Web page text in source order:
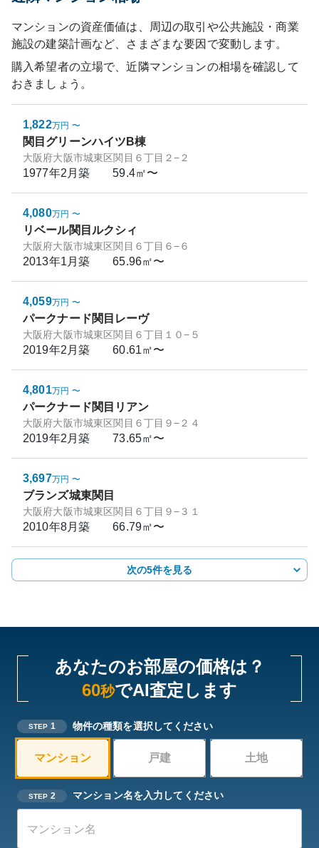
マンションの資産価値は、周辺の取引や公共施設・商業
施設の建築計画など、さまざまな要因で変動します。
購入希望者の立場で、近隣マンションの相場を確認して
おきましょう。
1,822万円 〜
関目グリーンハイツB棟
大阪府大阪市城東区関目６丁目２−２
1977年2月築 59.4㎡〜
4,080万円 〜
リベール関目ルクシィ
大阪府大阪市城東区関目６丁目６−６
2013年1月築 65.96㎡〜
4,059万円 〜
パークナード関目レーヴ
大阪府大阪市城東区関目６丁目１０−５
2019年2月築 60.61㎡〜
4,801万円 〜
パークナード関目リアン
大阪府大阪市城東区関目６丁目９−２４
2019年2月築 73.65㎡〜
3,697万円 〜
ブランズ城東関目
大阪府大阪市城東区関目６丁目９−３１
2010年8月築 66.79㎡〜
次の5件を見る
あなたのお部屋の価格は？
60秒でAI査定します
STEP 1 物件の種類を選択してください
マンション 戸建 土地
STEP 2 マンション名を入力してください